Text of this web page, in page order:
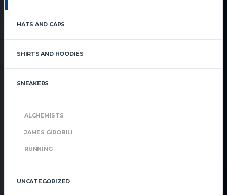
HATS AND CAPS
SHIRTS AND HOODIES
SNEAKERS
ALCHEMISTS
JAMES GIROBILI
RUNNING
UNCATEGORIZED